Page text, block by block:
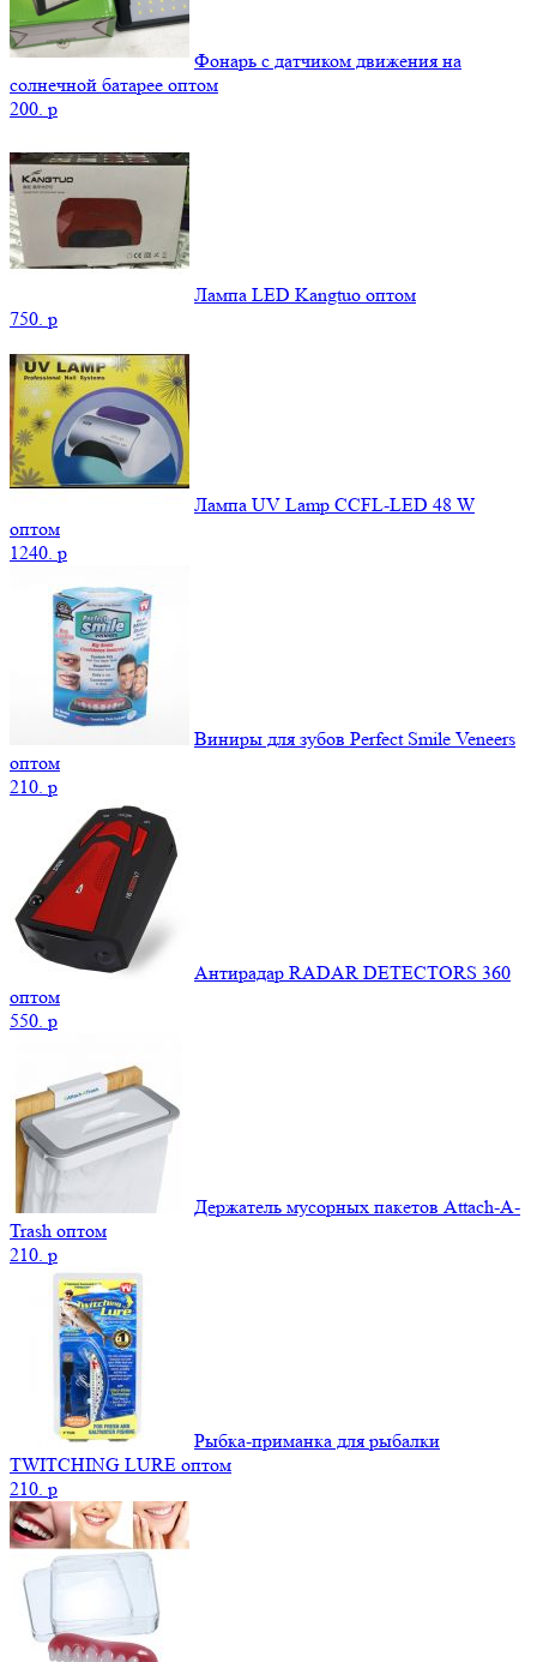
Фонарь с датчиком движения на
солнечной батарее оптом
200. p
Лампа LED Kangtuo оптом
750. p
Лампа UV Lamp CCFL-LED 48 W
оптом
1240. p
Виниры для зубов Perfect Smile Veneers
оптом
210. p
Антирадар RADAR DETECTORS 360
оптом
550. p
Держатель мусорных пакетов Attach-A-
Trash оптом
210. p
Рыбка-приманка для рыбалки
TWITCHING LURE оптом
210. p